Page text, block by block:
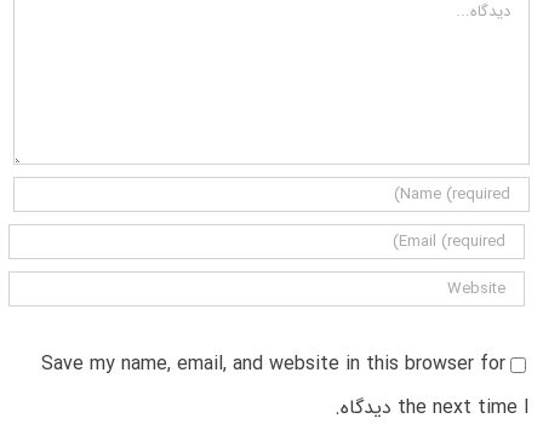
Save my name, email, and website in this browser for
the next time I دیدگاه.